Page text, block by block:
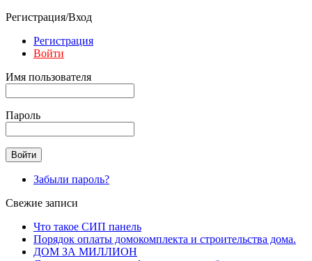
Регистрация/Вход
Регистрация
Войти
Имя пользователя
Пароль
Забыли пароль?
Свежие записи
Что такое СИП панель
Порядок оплаты домокомплекта и строительства дома.
ДОМ ЗА МИЛЛИОН